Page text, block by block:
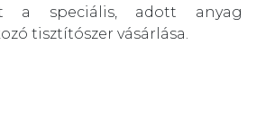
a speciális, adott anyag
tisztítószer vásárlása.